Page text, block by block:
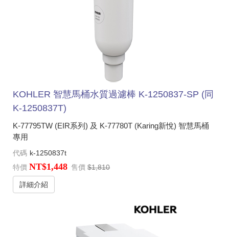
KOHLER 智慧馬桶水質過濾棒 K-1250837-SP (同
K-1250837T)
K-77795TW (EIR系列) 及 K-77780T (Karing新悅) 智慧馬桶
專用
代碼 k-1250837t
特價 NT$1,448 售價 $1,810
詳細介紹